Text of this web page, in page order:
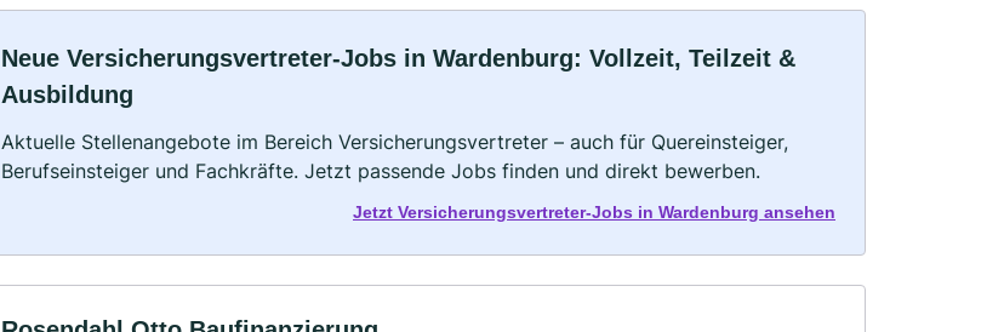
Neue Versicherungsvertreter-Jobs in Wardenburg: Vollzeit, Teilzeit &
Ausbildung
Aktuelle Stellenangebote im Bereich Versicherungsvertreter – auch für Quereinsteiger,
Berufseinsteiger und Fachkräfte. Jetzt passende Jobs finden und direkt bewerben.
Jetzt Versicherungsvertreter-Jobs in Wardenburg ansehen